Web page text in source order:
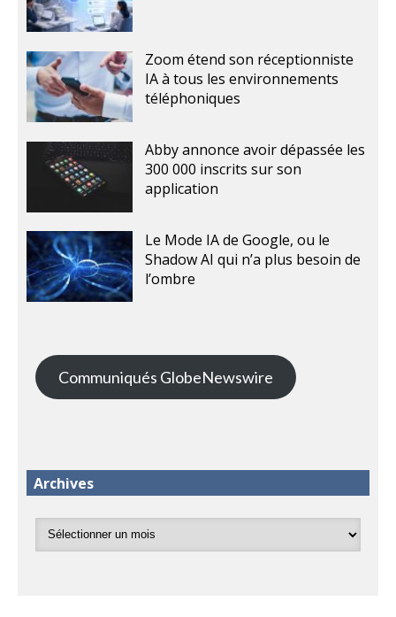
Zoom étend son réceptionniste
IA à tous les environnements
téléphoniques
Abby annonce avoir dépassée les
300 000 inscrits sur son
application
Le Mode IA de Google, ou le
Shadow AI qui n’a plus besoin de
l’ombre
Communiqués GlobeNewswire
Archives